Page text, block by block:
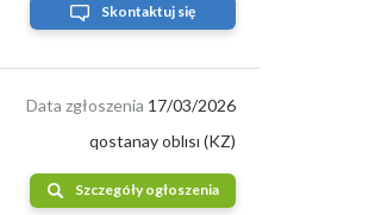
Skontaktuj się
17/03/2026
Data zgłoszenia
qostanay oblısı (KZ)
Szczegóły ogłoszenia